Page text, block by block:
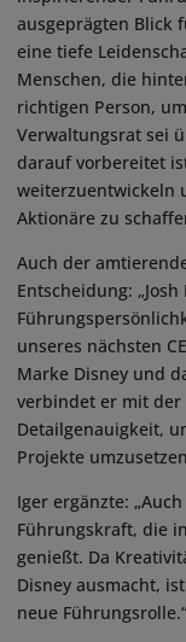
ausgeprägten Blick
eine tiefe
Menschen, die
richtigen Person,
Verwaltungsrat sei
darauf vorbereitet
weiterzuentwickeln
Aktionäre zu
Auch der
Entscheidung:
unseres nächsten
Marke Disney und
verbindet er mit
Detailgenauigkeit,
Projekte
Iger ergänzte:
Führungskraft, die
genießt. Da
Disney ausmacht,
neue Führungsrolle.“